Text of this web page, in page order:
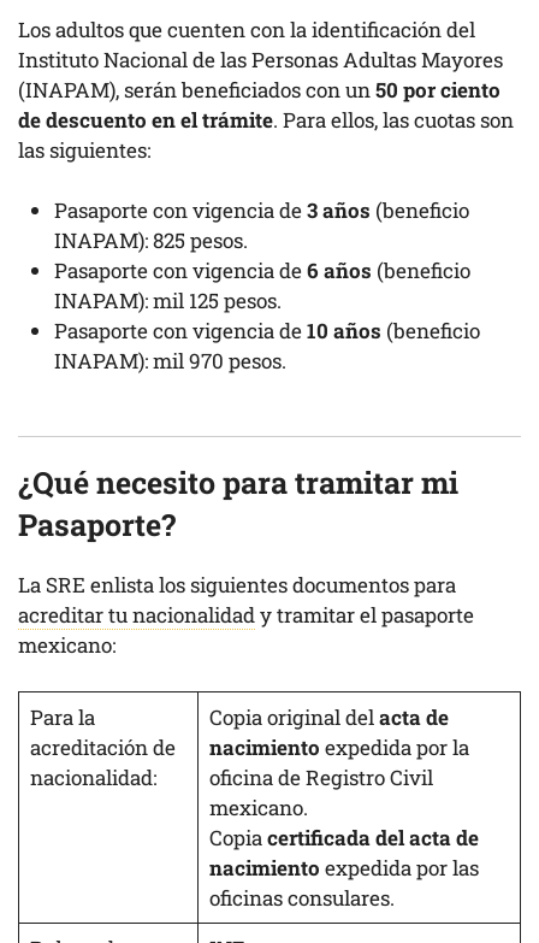
Los adultos que cuenten con la identificación del
Instituto Nacional de las Personas Adultas Mayores
(INAPAM), serán beneficiados con un50 por ciento
de descuento en el trámite. Para ellos, las cuotas son
las siguientes:
Pasaporte con vigencia de3 años (beneficio
INAPAM): 825 pesos.
Pasaporte con vigencia de6 años (beneficio
INAPAM): mil 125 pesos.
Pasaporte con vigencia de10 años (beneficio
INAPAM): mil 970 pesos.
¿Qué necesito para tramitar mi
Pasaporte?
La SRE enlista los siguientes documentos para
acreditar tu nacionalidady tramitar el pasaporte
mexicano:
Para la
acreditación de
nacionalidad:
Copia original delacta de
nacimiento expedida por la
oficina de Registro Civil
mexicano.
Copiacertificada del acta de
nacimiento expedida por las
oficinas consulares.